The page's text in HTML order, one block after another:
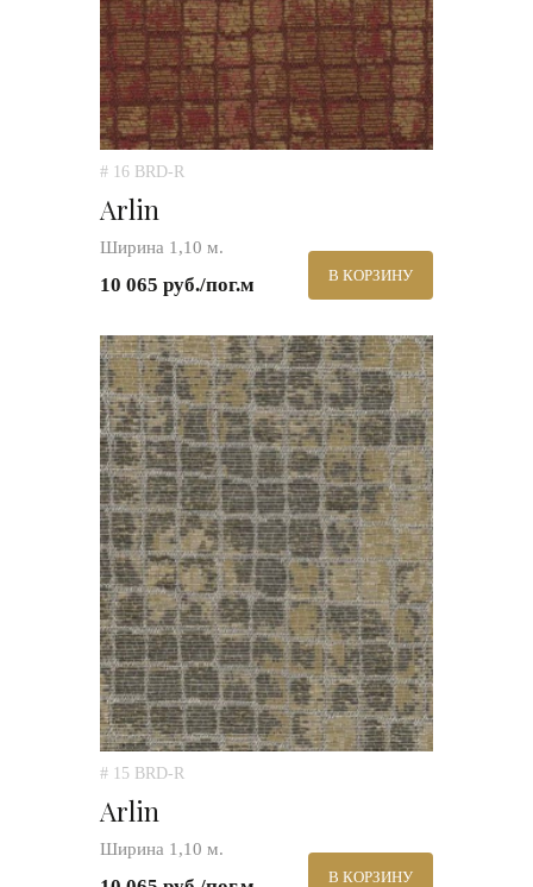
# 16 BRD-R
Arlin
Ширина 1,10 м.
10 065 руб./пог.м В КОРЗИНУ
# 15 BRD-R
Arlin
Ширина 1,10 м.
В КОРЗИНУ